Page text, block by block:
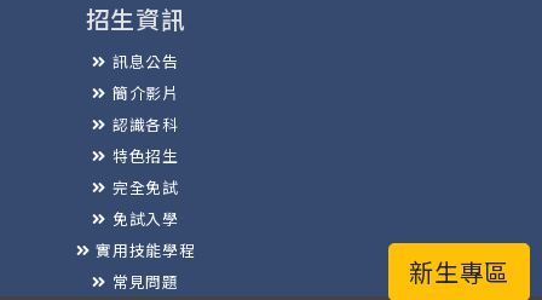
新生專區
招生資訊
訊息公告
簡介影片
認識各科
特色招生
完全免試
免試入學
實用技能學程
常見問題